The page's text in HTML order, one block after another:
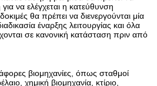
να ελέγχεται η κατεύθυνση
θα πρέπει να διενεργούνται μία
έναρξης λειτουργίας και όλα
σε κανονική κατάσταση πριν από
βιομηχανίες, όπως σταθμοί
χημική βιομηχανία, κτίριο,